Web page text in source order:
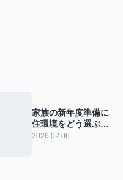
家族の新年度準備に
住環境をどう選ぶ？
快適な住まい探しの
2026.02.06